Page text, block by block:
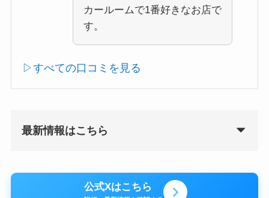
カールームで1番好きなお店で
す。
▷すべての口コミを見る
最新情報はこちら
公式Xはこちら